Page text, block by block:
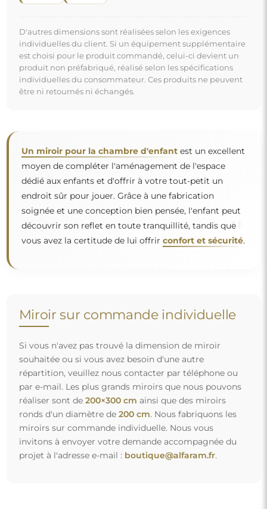
D'autres dimensions sont réalisées selon les exigences
individuelles du client. Si un équipement supplémentaire
est choisi pour le produit commandé, celui-ci devient un
produit non préfabriqué, réalisé selon les spécifications
individuelles du consommateur. Ces produits ne peuvent
être ni retournés ni échangés.
Un miroir pour la chambre d'enfantest un excellent
moyen de compléter l'aménagement de l'espace
dédié aux enfants et d'offrir à votre tout-petit un
endroit sûr pour jouer. Grâce à une fabrication
soignée et une conception bien pensée, l'enfant peut
découvrir son reflet en toute tranquillité, tandis que
vous avez la certitude de lui offrir confort et sécurité.
"
Miroir sur commande individuelle
Si vous n'avez pas trouvé la dimension de miroir
souhaitée ou si vous avez besoin d'une autre
répartition, veuillez nous contacter par téléphone ou
par e-mail. Les plus grands miroirs que nous pouvons
réaliser sont de 200×300 cm ainsi que des miroirs
ronds d'un diamètre de 200 cm. Nous fabriquons les
miroirs sur commande individuelle. Nous vous
invitons à envoyer votre demande accompagnée du
projet à l'adresse e-mail : boutique@alfaram.fr.